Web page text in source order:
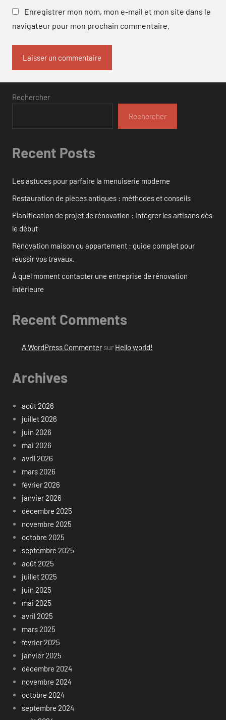
Enregistrer mon nom, mon e-mail et mon site dans le
navigateur pour mon prochain commentaire.
Rechercher
Rechercher
Recent Posts
Les astuces pour parfaire la menuiserie moderne
Restauration de pièces antiques : méthodes et conseils
Planification de projet de rénovation : Intégrer les artisans dès
le début
Rénovation maison ou appartement : guide complet pour
réussir vos travaux.
À quel moment contacter une entreprise de rénovation
intérieure
Recent Comments
A WordPress Commentersur Hello world!
Archives
août 2026
juillet 2026
juin 2026
mai 2026
avril 2026
mars 2026
février 2026
janvier 2026
décembre 2025
novembre 2025
octobre 2025
septembre 2025
août 2025
juillet 2025
juin 2025
mai 2025
avril 2025
mars 2025
février 2025
janvier 2025
décembre 2024
novembre 2024
octobre 2024
septembre 2024